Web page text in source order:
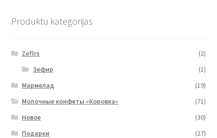
Produktu kategorijas
Zefīrs
(2)
Зефир
(1)
Мармелад
(19)
Молочные конфеты «Коровка»
(71)
Новое
(30)
Подарки
(27)